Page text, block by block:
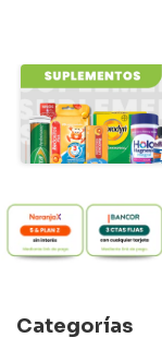
Categorías